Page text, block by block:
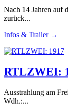
Nach 14 Jahren auf
zurück...
Infos & Trailer →
RTLZWEI:
Ausstrahlung am
Wdh.:...